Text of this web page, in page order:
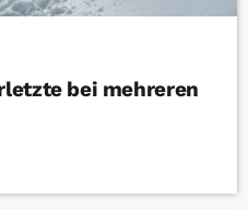
bei mehreren